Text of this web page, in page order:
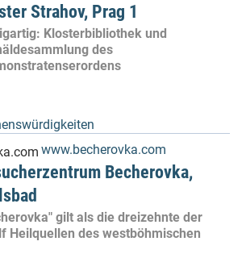
Strahov, Prag 1
Klosterbibliothek und
des
www.becherovka.com
Becherovka,
gilt als die dreizehnte der
Heilquellen des westböhmischen